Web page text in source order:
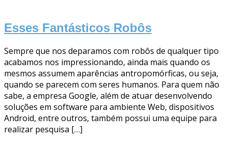
Esses Fantásticos Robôs
Sempre que nos deparamos com robôs de qualquer tipo
acabamos nos impressionando, ainda mais quando os
mesmos assumem aparências antropomórficas, ou seja,
quando se parecem com seres humanos. Para quem não
sabe, a empresa Google, além de atuar desenvolvendo
soluções em software para ambiente Web, dispositivos
Android, entre outros, também possui uma equipe para
realizar pesquisa […]